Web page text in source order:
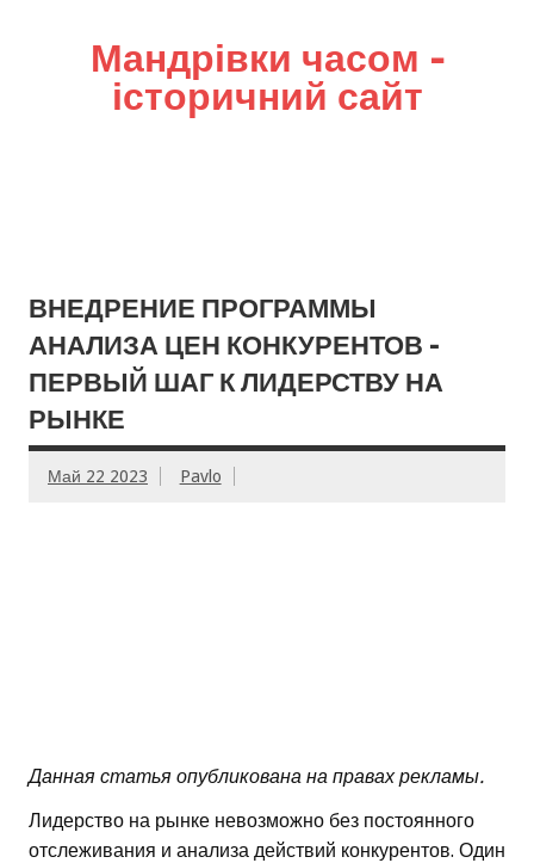
Мандрівки часом –
історичний сайт
ВНЕДРЕНИЕ ПРОГРАММЫ
АНАЛИЗА ЦЕН КОНКУРЕНТОВ –
ПЕРВЫЙ ШАГ К ЛИДЕРСТВУ НА
РЫНКЕ
Май 22 2023 Pavlo
Данная статья опубликована на правах рекламы.
Лидерство на рынке невозможно без постоянного
отслеживания и анализа действий конкурентов. Один